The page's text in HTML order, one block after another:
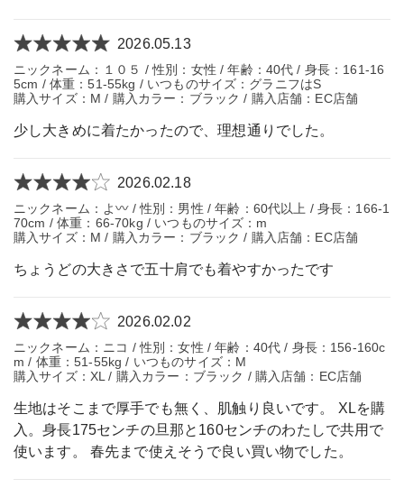
2026.05.13
ニックネーム：１０５ / 性別：女性 / 年齢：40代 / 身長：161-16
5cm / 体重：51-55kg / いつものサイズ：グラニフはS
購入サイズ：M / 購入カラー：ブラック / 購入店舗：EC店舗
少し大きめに着たかったので、理想通りでした。
2026.02.18
ニックネーム：よ〰️ / 性別：男性 / 年齢：60代以上 / 身長：166-1
70cm / 体重：66-70kg / いつものサイズ：m
購入サイズ：M / 購入カラー：ブラック / 購入店舗：EC店舗
ちょうどの大きさで五十肩でも着やすかったです
2026.02.02
ニックネーム：ニコ / 性別：女性 / 年齢：40代 / 身長：156-160c
m / 体重：51-55kg / いつものサイズ：M
購入サイズ：XL / 購入カラー：ブラック / 購入店舗：EC店舗
生地はそこまで厚手でも無く、肌触り良いです。 XLを購
入。身長175センチの旦那と160センチのわたしで共用で
使います。 春先まで使えそうで良い買い物でした。